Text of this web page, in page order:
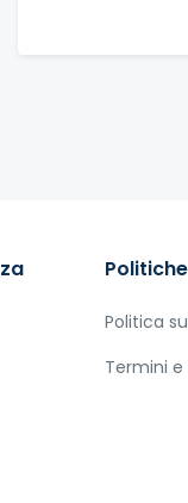
Politiche
Politica
Termini